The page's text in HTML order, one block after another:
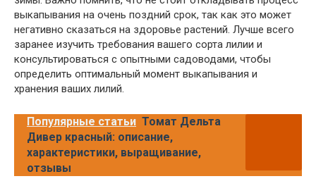
выкапывания на очень поздний срок, так как это может
негативно сказаться на здоровье растений. Лучше всего
заранее изучить требования вашего сорта лилии и
консультироваться с опытными садоводами, чтобы
определить оптимальный момент выкапывания и
хранения ваших лилий.
Популярные статьи Томат Дельта
Дивер красный: описание,
характеристики, выращивание,
отзывы